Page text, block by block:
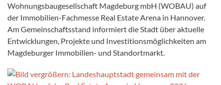
Wohnungsbaugesellschaft Magdeburg mbH (WOBAU) auf
der Immobilien-Fachmesse Real Estate Arena in Hannover.
Am Gemeinschaftsstand informiert die Stadt über aktuelle
Entwicklungen, Projekte und Investitionsmöglichkeiten am
Magdeburger Immobilien- und Standortmarkt.